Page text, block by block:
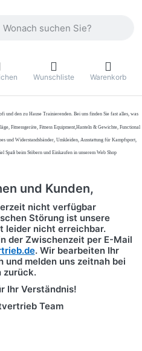
Wunschliste Warenkorb
und den zu Hause Trainierenden. Bei uns finden Sie fast alles, was
Fitnessgeräte, Fitness Equipment,Hanteln & Gewichte, Functional
und Widerstandsbänder, Umkleiden, Ausstattung für Kampfsport,
Spaß beim Stöbern und Einkaufen in unserem Web Shop
und Kunden,
nicht verfügbar
Störung ist unsere
leider nicht erreichbar.
der Zwischenzeit per E-Mail
. Wir bearbeiten Ihr
melden uns zeitnah bei
zurück.
Ihr Verständnis!
Team